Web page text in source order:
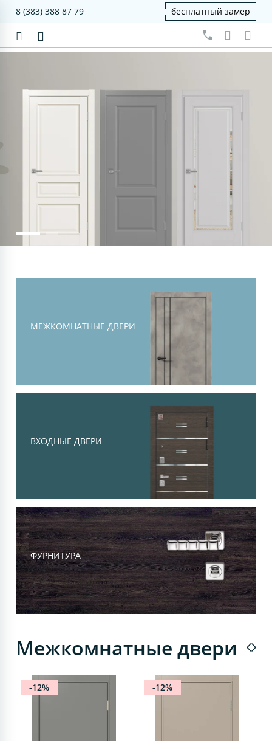
8 (383) 388 87 79 бесплатный замер
Тоскана
шумоизоляции
МЕЖКОМНАТНЫЕ ДВЕРИ
ВХОДНЫЕ ДВЕРИ
ФУРНИТУРА
Межкомнатные двери
-12% -12%